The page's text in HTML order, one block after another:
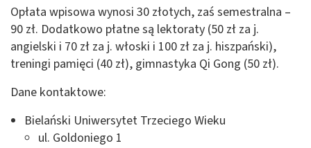
Opłata wpisowa wynosi 30 złotych, zaś semestralna –
90 zł. Dodatkowo płatne są lektoraty (50 zł za j.
angielski i 70 zł za j. włoski i 100 zł za j. hiszpański),
treningi pamięci (40 zł), gimnastyka Qi Gong (50 zł).
Dane kontaktowe:
Bielański Uniwersytet Trzeciego Wieku
ul. Goldoniego 1